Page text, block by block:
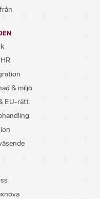
& miljö
EU-rätt